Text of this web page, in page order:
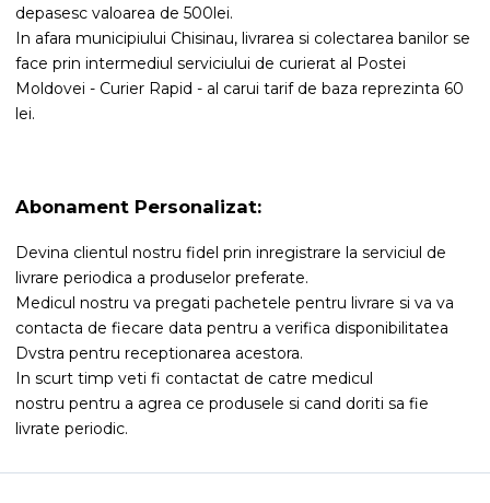
depasesc valoarea de 500lei.
In afara municipiului Chisinau, livrarea si colectarea banilor se
face prin intermediul serviciului de curierat al Postei
Moldovei - Curier Rapid - al carui tarif de baza reprezinta 60
lei.
Abonament Personalizat:
Devina clientul nostru fidel prin inregistrare la serviciul de
livrare periodica a produselor preferate.
Medicul nostru va pregati pachetele pentru livrare si va va
contacta de fiecare data pentru a verifica disponibilitatea
Dvstra pentru receptionarea acestora.
In scurt timp veti fi contactat de catre medicul
nostru pentru a agrea ce produsele si cand doriti sa fie
livrate periodic.